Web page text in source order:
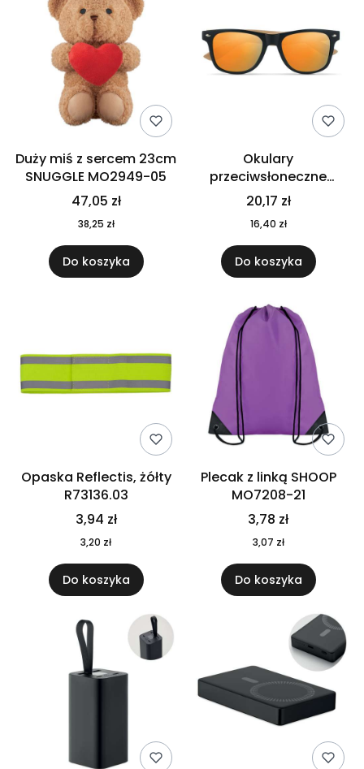
Duży miś z sercem 23cm
SNUGGLE MO2949-05
47,05 zł
38,25 zł
Do koszyka
Okulary
przeciwsłoneczne
CALIFORNIA TOUCH
MO9617-10
20,17 zł
16,40 zł
Do koszyka
Opaska Reflectis, żółty
R73136.03
3,94 zł
3,20 zł
Do koszyka
Plecak z linką SHOOP
MO7208-21
3,78 zł
3,07 zł
Do koszyka